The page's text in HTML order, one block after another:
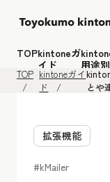
TOPkintoneガ
イド
用途別
TOP kintoneガイ
ド
とや
拡張機能
#kMailer